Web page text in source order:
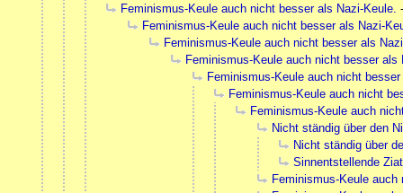
Feminismus-Keule auch nicht besser als Nazi-Keule.
Feminismus-Keule auch nicht besser als Nazi-
Feminismus-Keule auch nicht besser als
Feminismus-Keule auch nicht besser als
Feminismus-Keule auch nicht
Feminismus-Keule auch nicht
Feminismus-Keule auch
Nicht ständig über den
Nicht ständig über
Sinnentstellende
Feminismus-Keule